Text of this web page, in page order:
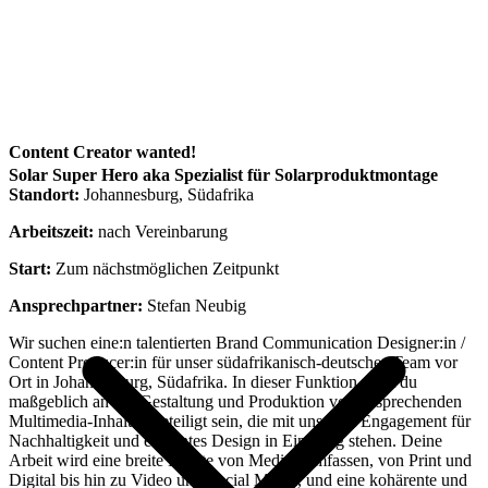
Content Creator wanted!
Standort: Johannesburg, Südafrika
Arbeitszeit: nach Vereinbarung
Start: Zum nächstmöglichen Zeitpunkt
Ansprechpartner: Stefan Neubig
Wir suchen eine:n talentierten Brand Communication Designer:in /
Content Producer:in für unser südafrikanisch-deutsches Team vor
Ort in Johannesburg, Südafrika. In dieser Funktion wirst du
maßgeblich an der Gestaltung und Produktion von ansprechenden
Multimedia-Inhalten beteiligt sein, die mit unserem Engagement für
Nachhaltigkeit und elegantes Design in Einklang stehen. Deine
Arbeit wird eine breite Palette von Medien umfassen, von Print und
Digital bis hin zu Video und Social Media, und eine kohärente und
Solar Super Hero aka Spezialist für Solarproduktmontage